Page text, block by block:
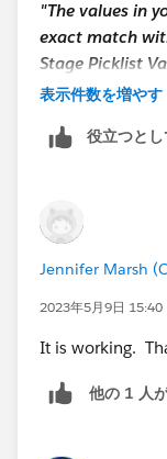
"The values in
exact match
Stage Picklist
valueset "
表示件数を増やす
役立つとし
Jennifer Marsh
2023年5月9日 15:40
It is working.
他の 1 人